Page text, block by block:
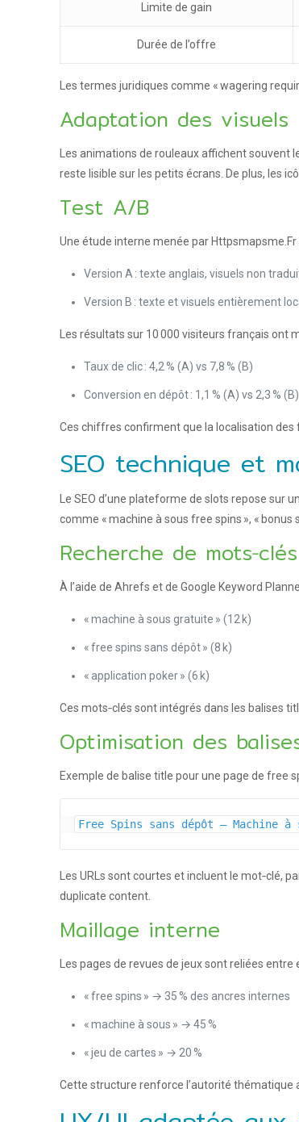
Limite de gain
Durée de l’offre
Les termes juridiques comme « wagering
Adaptation des visuels
Les animations de rouleaux affichent souvent
reste lisible sur les petits écrans. De plus, les
Test A/B
Une étude interne menée par
Version A : texte anglais, visuels non
Version B : texte et visuels entièrement
Les résultats sur 10 000 visiteurs français ont
Taux de clic : 4,2 % (A) vs 7,8 % (B)
Conversion en dépôt : 1,1 % (A) vs 2,3 % (B)
Ces chiffres confirment que la localisation des
SEO technique et
Le SEO d’une plateforme de slots repose
comme « machine à sous free spins », « bonus
Recherche de mots‑clés
À l’aide de Ahrefs et de Google Keyword
« machine à sous gratuite » (12 k)
« free spins sans dépôt » (8 k)
« application poker » (6 k)
Ces mots‑clés sont intégrés dans les balises
Optimisation des
Exemple de balise title pour une page de free
Free Spins sans dépôt – Machine
Les URLs sont courtes et incluent le mot‑clé,
duplicate content.
Maillage interne
Les pages de revues de jeux sont reliées
« free spins » → 35 % des ancres internes
« machine à sous » → 45 %
« jeu de cartes » → 20 %
Cette structure renforce l’autorité thématique